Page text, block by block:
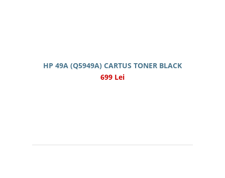
HP 49A (Q5949A) CARTUS TONER BLACK
699 Lei